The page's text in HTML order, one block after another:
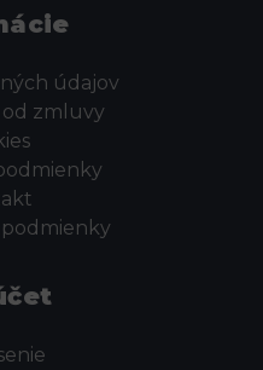
údajov
zmluvy